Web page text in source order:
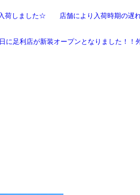
荷しました☆ 店舗により入荷時期の遅れ
利店が新装オープンとなりました！！